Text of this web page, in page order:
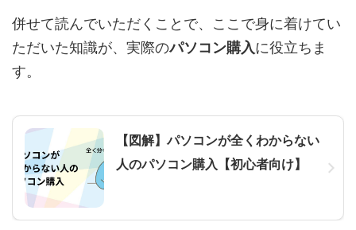
併せて読んでいただくことで、ここで身に着けてい
ただいた知識が、実際のパソコン購入に役立ちま
す。
【図解】パソコンが全くわからない
人のパソコン購入【初心者向け】